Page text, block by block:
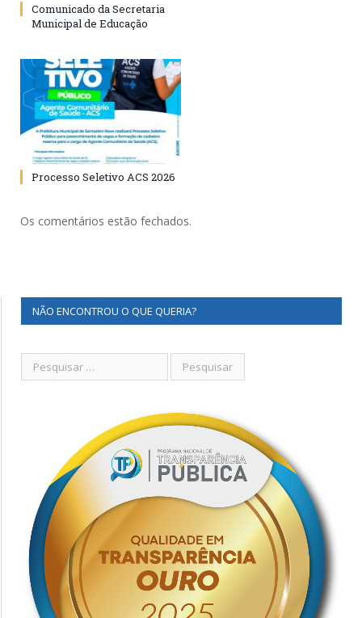
Comunicado da Secretaria
Municipal de Educação
Processo Seletivo ACS 2026
Os comentários estão fechados.
NÃO ENCONTROU O QUE QUERIA?